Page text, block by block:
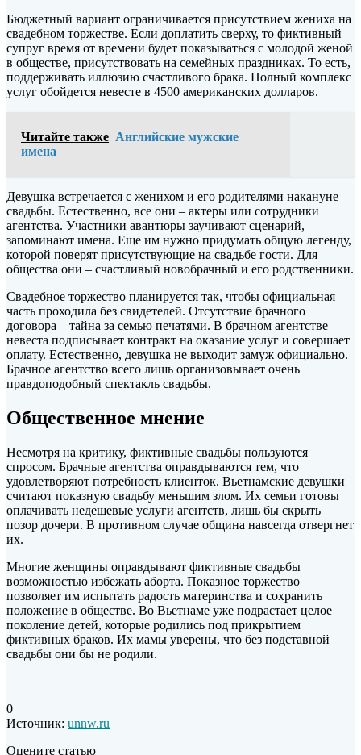
Бюджетный вариант ограничивается присутствием жениха на
свадебном торжестве. Если доплатить сверху, то фиктивный
супруг время от времени будет показываться с молодой женой
в обществе, присутствовать на семейных праздниках. То есть,
поддерживать иллюзию счастливого брака. Полный комплекс
услуг обойдется невесте в 4500 американских долларов.
Читайте также Английские мужские
имена
Девушка встречается с женихом и его родителями накануне
свадьбы. Естественно, все они – актеры или сотрудники
агентства. Участники авантюры заучивают сценарий,
запоминают имена. Еще им нужно придумать общую легенду,
которой поверят присутствующие на свадьбе гости. Для
общества они – счастливый новобрачный и его родственники.
Свадебное торжество планируется так, чтобы официальная
часть проходила без свидетелей. Отсутствие брачного
договора – тайна за семью печатями. В брачном агентстве
невеста подписывает контракт на оказание услуг и совершает
оплату. Естественно, девушка не выходит замуж официально.
Брачное агентство всего лишь организовывает очень
правдоподобный спектакль свадьбы.
Общественное мнение
Несмотря на критику, фиктивные свадьбы пользуются
спросом. Брачные агентства оправдываются тем, что
удовлетворяют потребность клиенток. Вьетнамские девушки
считают показную свадьбу меньшим злом. Их семьи готовы
оплачивать недешевые услуги агентств, лишь бы скрыть
позор дочери. В противном случае община навсегда отвергнет
их.
Многие женщины оправдывают фиктивные свадьбы
возможностью избежать аборта. Показное торжество
позволяет им испытать радость материнства и сохранить
положение в обществе. Во Вьетнаме уже подрастает целое
поколение детей, которые родились под прикрытием
фиктивных браков. Их мамы уверены, что без подставной
свадьбы они бы не родили.
0
Источник: unnw.ru
Оцените статью